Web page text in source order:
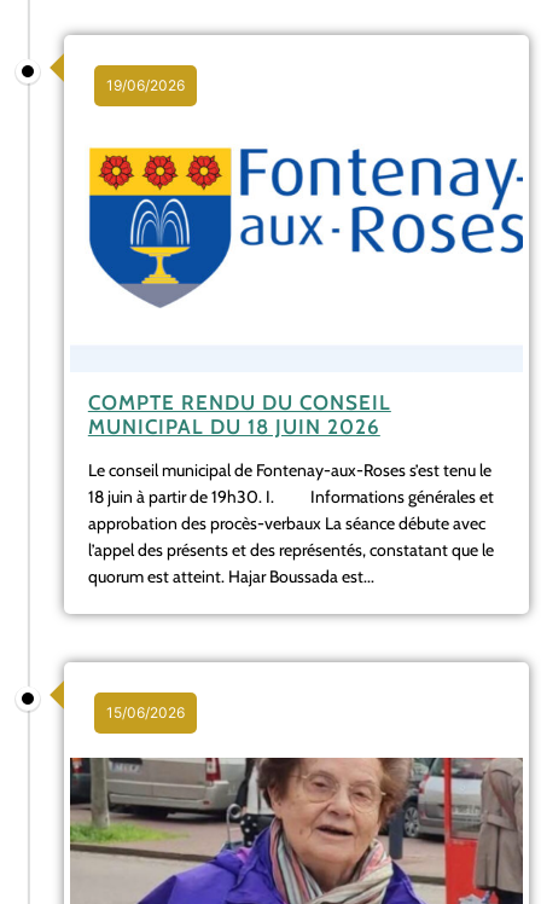
19/06/2026
COMPTE RENDU DU CONSEIL
MUNICIPAL DU 18 JUIN 2026
Le conseil municipal de Fontenay-aux-Roses s’est tenu le
18 juin à partir de 19h30. I. Informations générales et
approbation des procès-verbaux La séance débute avec
l’appel des présents et des représentés, constatant que le
quorum est atteint. Hajar Boussada est...
15/06/2026